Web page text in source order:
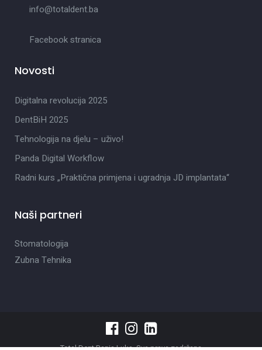
info@totaldent.ba
Facebook stranica
Novosti
Digitalna revolucija 2025
DentBiH 2025
Tehnologija na djelu – uživo!
Panda Digital Workflow
Radni kurs „Praktična primjena i ugradnja JD implantata“
Naši partneri
Stomatologija
Zubna Tehnika
Total Dent Banja Luka. Sva prava zadržana